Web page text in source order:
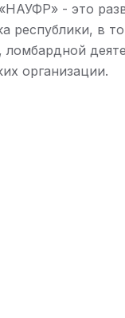
- это
республики, в
организации.